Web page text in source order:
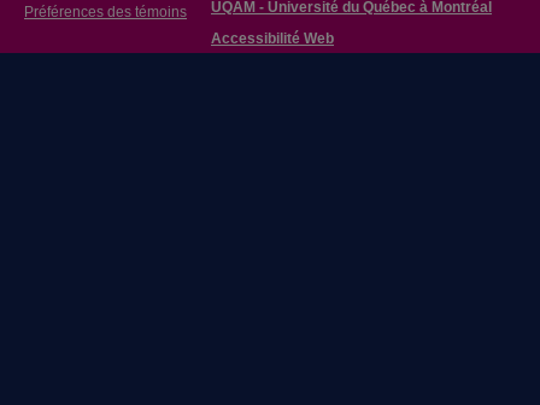
Préférences des témoins
UQAM - Université du Québec à Montréal
Accessibilité Web